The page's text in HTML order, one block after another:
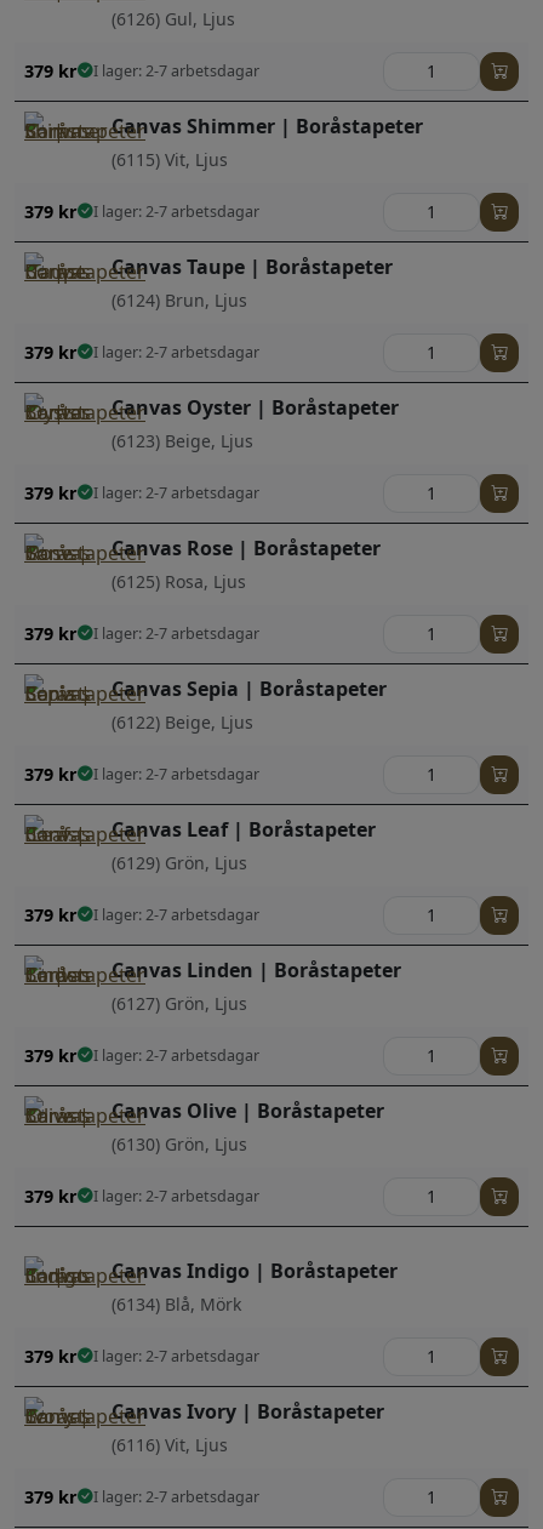
(6126) Gul, Ljus
379 kr I lager: 2-7 arbetsdagar
Canvas Shimmer | Boråstapeter
(6115) Vit, Ljus
379 kr I lager: 2-7 arbetsdagar
Canvas Taupe | Boråstapeter
(6124) Brun, Ljus
379 kr I lager: 2-7 arbetsdagar
Canvas Oyster | Boråstapeter
(6123) Beige, Ljus
379 kr I lager: 2-7 arbetsdagar
Canvas Rose | Boråstapeter
(6125) Rosa, Ljus
379 kr I lager: 2-7 arbetsdagar
Canvas Sepia | Boråstapeter
(6122) Beige, Ljus
379 kr I lager: 2-7 arbetsdagar
Canvas Leaf | Boråstapeter
(6129) Grön, Ljus
379 kr I lager: 2-7 arbetsdagar
Canvas Linden | Boråstapeter
(6127) Grön, Ljus
379 kr I lager: 2-7 arbetsdagar
Canvas Olive | Boråstapeter
(6130) Grön, Ljus
379 kr I lager: 2-7 arbetsdagar
Canvas Indigo | Boråstapeter
(6134) Blå, Mörk
379 kr I lager: 2-7 arbetsdagar
Canvas Ivory | Boråstapeter
(6116) Vit, Ljus
379 kr I lager: 2-7 arbetsdagar